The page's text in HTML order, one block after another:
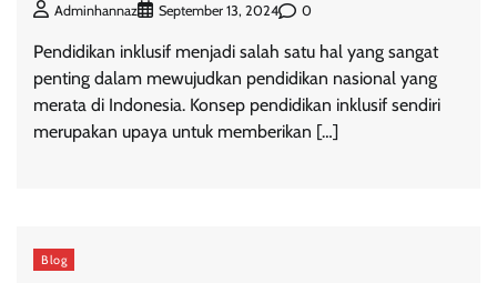
Adminhannaz September 13, 2024 0
Pendidikan inklusif menjadi salah satu hal yang sangat
penting dalam mewujudkan pendidikan nasional yang
merata di Indonesia. Konsep pendidikan inklusif sendiri
merupakan upaya untuk memberikan […]
Blog